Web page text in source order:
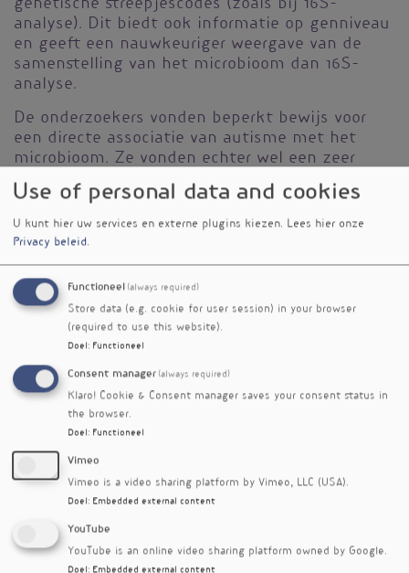
genetische streepjescodes (zoals bij 16S-
analyse). Dit biedt ook informatie op genniveau
en geeft een nauwkeuriger weergave van de
samenstelling van het microbioom dan 16S-
analyse.
De onderzoekers vonden beperkt bewijs voor
een directe associatie van autisme met het
microbioom. Ze vonden echter wel een zeer
significante associatie van autisme met
voeding. Een autisme-diagnose bleek
geassocieerd met een minder divers
voedingspatroon en een slechtere
van de mate van autistische kenmerken ook
gerelateerd aan een minder divers
voedingspatroon. Denk dan aan beperkte
interesses, sociale communicatieproblemen,
en repetitief gedrag, en genetische aanleg voor
ASS.
Het lijkt erop dat het hebben van autisme leidt
tot beperkte voedingsvoorkeuren. Dit leidt weer
tot een lagere microbioomdiversiteit en meer
diarree-achtige ontlasting. Een beperking is dat
voorafgaand aan de diagnose ASS niet kan
uitsluiten, noch de mogelijkheid dat
Use of personal data and cookies
U kunt hier uw services en externe plugins kiezen. Lees hier onze
Privacy beleid.
Functioneel (always required)
Store data (e.g. cookie for user session) in your browser
(required to use this website).
Doel : Functioneel
Consent manager (always required)
Klaro! Cookie & Consent manager saves your consent status in
the browser.
Doel : Functioneel
Vimeo
Vimeo is a video sharing platform by Vimeo, LLC (USA).
Doel : Embedded external content
YouTube
YouTube is an online video sharing platform owned by Google.
Doel : Embedded external content